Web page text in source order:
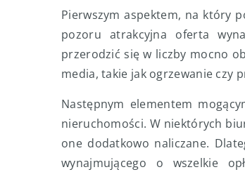
Pierwszym aspektem, na który
pozoru atrakcyjna oferta
przerodzić się w liczby mocno
media, takie jak ogrzewanie czy
Następnym elementem
nieruchomości. W niektórych
one dodatkowo naliczane.
wynajmującego o wszelkie